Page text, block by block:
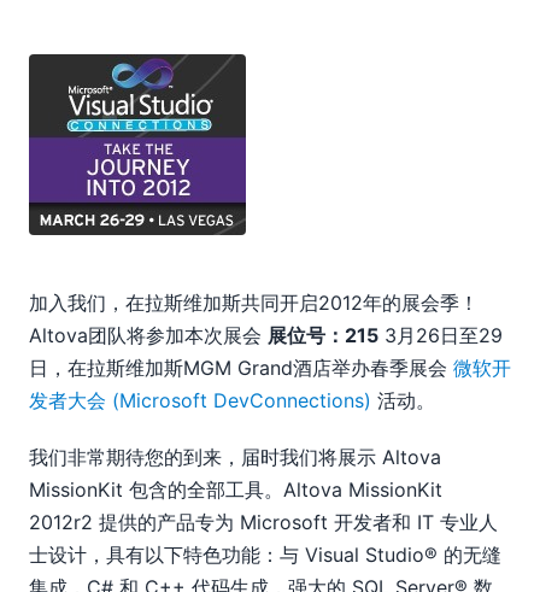
05
06
08
09
11
2011
2009
2008
2007
加入我们，在拉斯维加斯共同开启2012年的展会季！
Altova团队将参加本次展会 展位号：215 3月26日至29
日，在拉斯维加斯MGM Grand酒店举办春季展会 微软开
发者大会 (Microsoft DevConnections) 活动。
我们非常期待您的到来，届时我们将展示 Altova
MissionKit 包含的全部工具。Altova MissionKit
2012r2 提供的产品专为 Microsoft 开发者和 IT 专业人
士设计，具有以下特色功能：与 Visual Studio® 的无缝
集成，C# 和 C++ 代码生成，强大的 SQL Server® 数